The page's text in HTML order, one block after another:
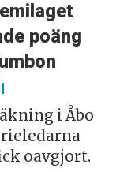
poäng
i Åbo
oavgjort.